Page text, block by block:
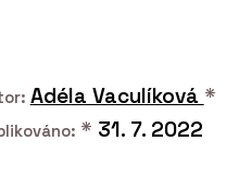
Adéla Vaculíková *
* 31. 7. 2022